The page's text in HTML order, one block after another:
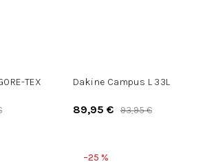
TEX
Dakine Campus L 33L
89,95 € 93,95 €
–25 %